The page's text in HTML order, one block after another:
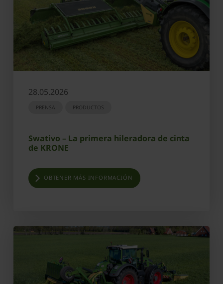
28.05.2026
PRENSA PRODUCTOS
Swativo – La primera hileradora de cinta
de KRONE
OBTENER MÁS INFORMACIÓN